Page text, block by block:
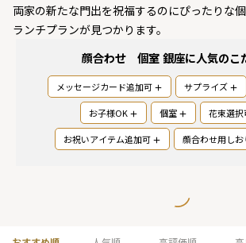
両家の新たな門出を祝福するのにぴったりな
ランチプランが見つかります。
顔合わせ 個室 銀座に人気のこ
メッセージカード追加可 サプライズ
お子様OK 個室 花束選択
お祝いアイテム追加可 顔合わせ用しお